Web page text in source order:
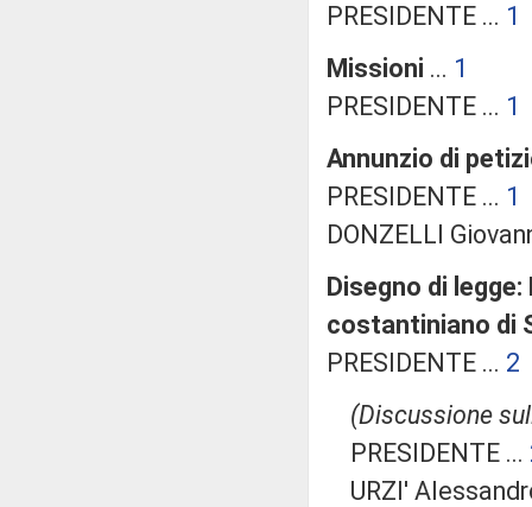
PRESIDENTE ... 1
Missioni ... 1
PRESIDENTE ... 1
Annunzio di
PRESIDENTE ... 1
DONZELLI
Disegno di
costantiniano di
PRESIDENTE ... 2
(Discussione
PRESIDENTE ...
URZI'